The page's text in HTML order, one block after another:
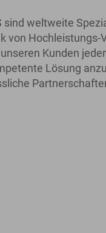
sind weltweite
von Hochleistungs-
Kunden
Lösung